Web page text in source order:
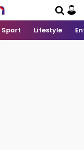
Sport Lifestyle